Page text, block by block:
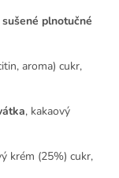
plnotučné
aroma) cukr,
, kakaový
krém (25%) cukr,